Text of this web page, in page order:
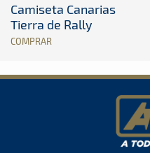
Camiseta Canarias
Tierra de Rally
COMPRAR